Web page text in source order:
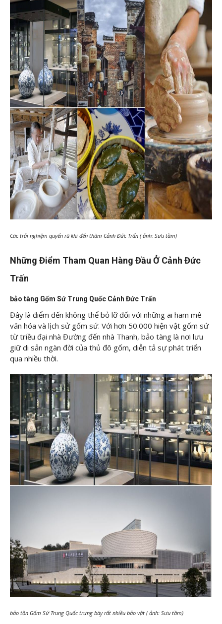
Các trải nghiệm quyến rũ khi đến thăm Cảnh Đức Trấn ( ảnh: Sưu tầm)
Những Điểm Tham Quan Hàng Đầu Ở Cảnh Đức
Trấn
bảo tàng Gốm Sứ Trung Quốc Cảnh Đức Trấn
Đây là điểm đến không thể bỏ lỡ đối với những ai ham mê
văn hóa và lịch sử gốm sứ. Với hơn 50.000 hiện vật gốm sứ
từ triều đại nhà Đường đến nhà Thanh, bảo tàng là nơi lưu
giữ di sản ngàn đời của thủ đô gốm, diễn tả sự phát triển
qua nhiều thời.
bảo tồn Gốm Sứ Trung Quốc trưng bày rất nhiều bảo vật ( ảnh: Sưu tầm)